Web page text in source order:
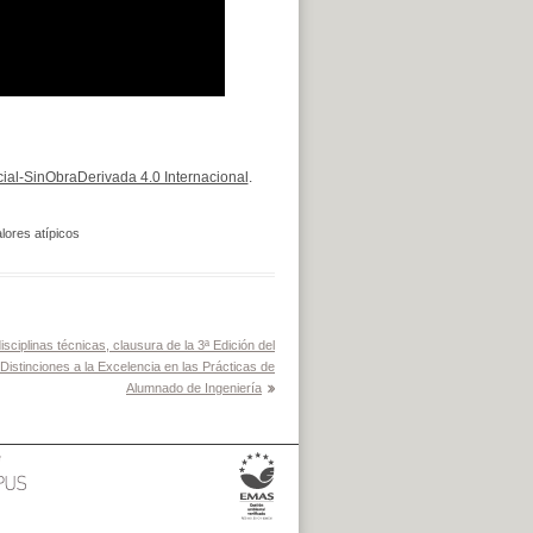
SinObraDerivada 4.0 Internacional
atípicos
técnicas, clausura de la 3ª Edición del
a la Excelencia en las Prácticas de
Alumnado de Ingeniería